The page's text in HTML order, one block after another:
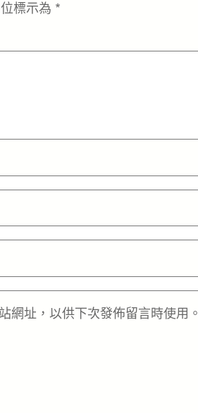
標示為 *
網址，以供下次發佈留言時使用。